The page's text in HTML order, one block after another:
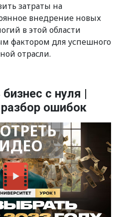
затраты на
внедрение новых
в этой области
фактором для успешного
отрасли.
с нуля |
ошибок